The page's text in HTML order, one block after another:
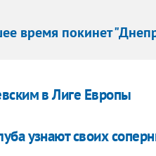
время покинет
в Лиге Европы
узнают своих